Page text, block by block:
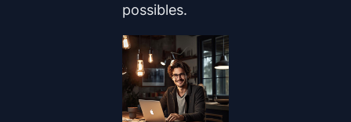
possibles.